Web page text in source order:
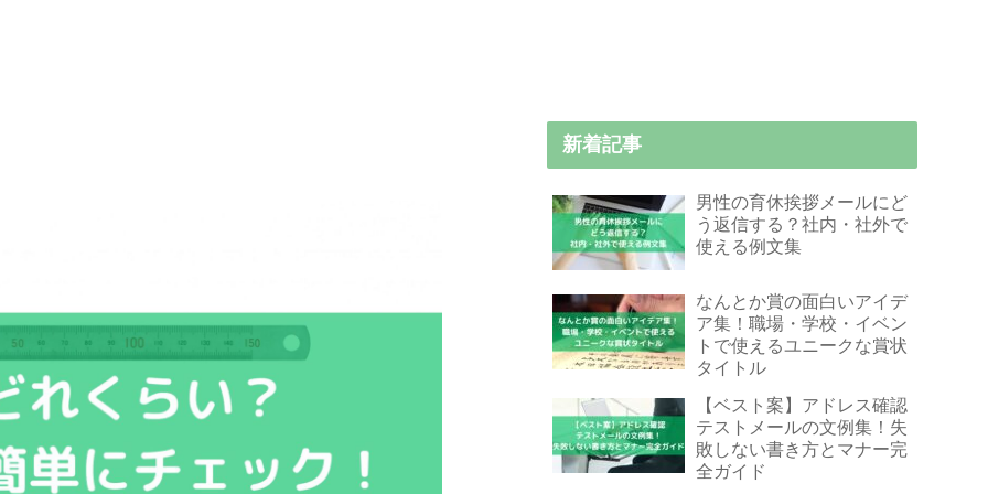
新着記事
男性の育休挨拶メールにど
う返信する？社内・社外で
使える例文集
なんとか賞の面白いアイデ
ア集！職場・学校・イベン
トで使えるユニークな賞状
タイトル
【ベスト案】アドレス確認
テストメールの文例集！失
敗しない書き方とマナー完
全ガイド